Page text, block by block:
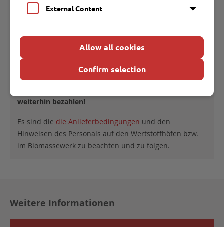
angeliefert werden und sind dann kostenpflichtig.
kostenpflichtig! Je angefangenen halben Kubikmeter
kostet Sie die Anlieferung von Gartenabfällen 2,80
weiterhin bezahlen!
Es sind die die Anlieferbedingungen und den
Hinweisen des Personals auf den Wertstoffhöfen bzw.
im Biomassewerk zu beachten und zu folgen.
Weitere Informationen
External Content
Allow all cookies
Confirm selection